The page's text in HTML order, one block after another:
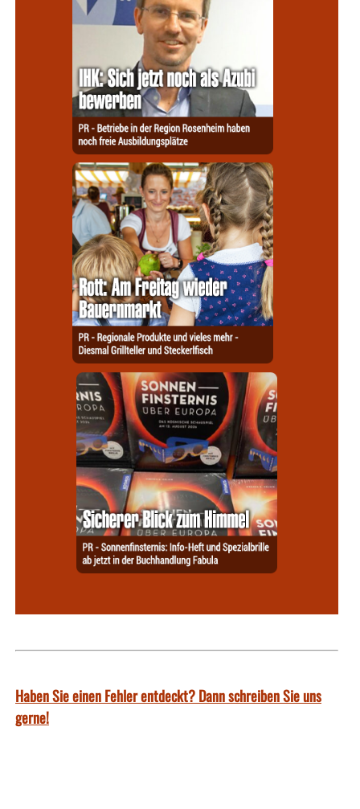
Haben Sie einen Fehler entdeckt? Dann schreiben Sie uns
gerne!